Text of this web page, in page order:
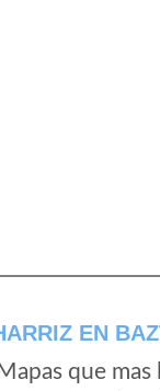
EN
que mas